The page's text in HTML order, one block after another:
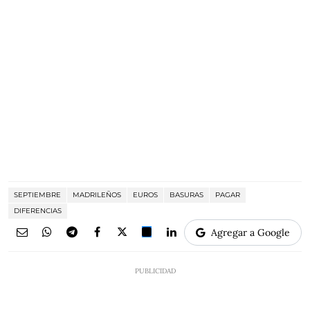
SEPTIEMBRE MADRILEÑOS EUROS BASURAS
PAGAR
DIFERENCIAS
Agregar a Google